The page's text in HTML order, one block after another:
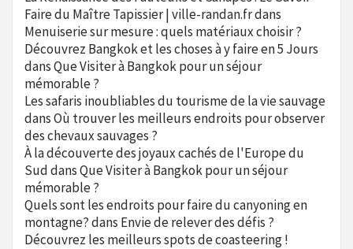
Faire du Maître Tapissier | ville-randan.frdans
Menuiserie sur mesure : quels matériaux choisir ?
Découvrez Bangkok et les choses à y faire en 5 Jours
dansQue Visiter à Bangkok pour un séjour
mémorable ?
Les safaris inoubliables du tourisme de la vie sauvage
dansOù trouver les meilleurs endroits pour observer
des chevaux sauvages ?
À la découverte des joyaux cachés de l'Europe du
SuddansQue Visiter à Bangkok pour un séjour
mémorable ?
Quels sont les endroits pour faire du canyoning en
montagne?dans Envie de relever des défis ?
Découvrez les meilleurs spots de coasteering !